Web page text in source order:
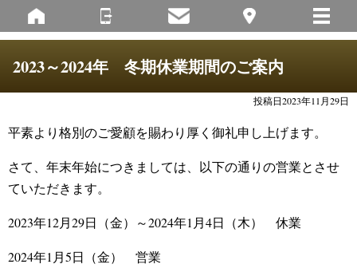
2023～2024年 冬期休業期間のご案内
投稿日2023年11月29日
平素より格別のご愛顧を賜わり厚く御礼申し上げます。
さて、年末年始につきましては、以下の通りの営業とさせ
ていただきます。
2023年12月29日（金）～2024年1月4日（木） 休業
2024年1月5日（金） 営業